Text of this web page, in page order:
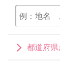
都道府